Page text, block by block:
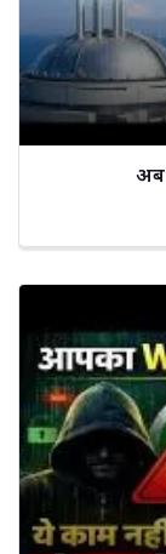
अब